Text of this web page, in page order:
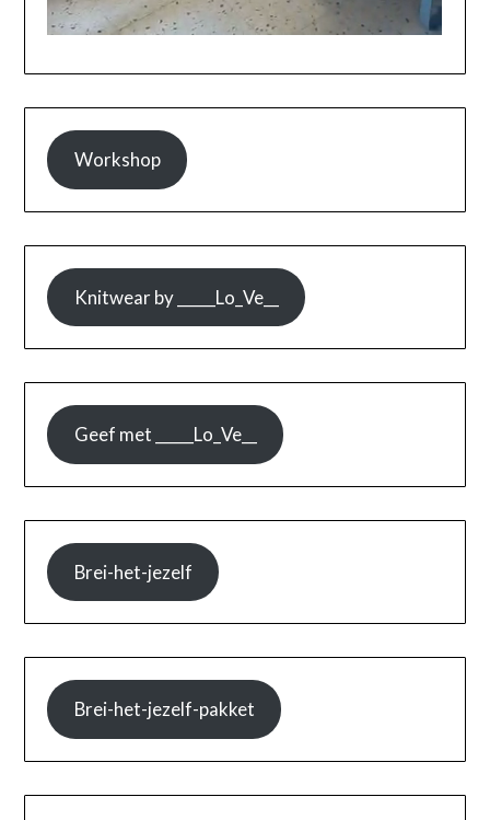
Workshop
Knitwear by _____Lo_Ve__
Geef met _____Lo_Ve__
Brei-het-jezelf
Brei-het-jezelf-pakket